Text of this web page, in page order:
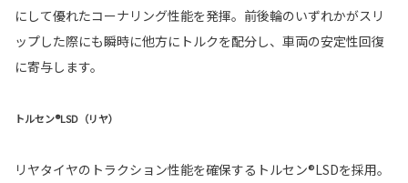
にして優れたコーナリング性能を発揮。前後輪のいずれかがスリ
ップした際にも瞬時に他方にトルクを配分し、車両の安定性回復
に寄与します。
トルセン®LSD（リヤ）
リヤタイヤのトラクション性能を確保するトルセン®LSDを採用。